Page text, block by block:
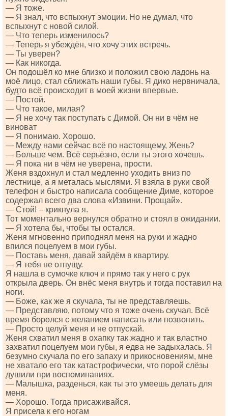
— Я тоже.
— Я знал, что вспыхнут эмоции. Но не думал, что
вспыхнут с новой силой.
— Что теперь изменилось?
— Теперь я убеждён, что хочу этих встречь.
— Ты уверен?
— Как никогда.
Он подошёл ко мне близко и положил свою ладонь на
моё лицо, стал сближать наши губы. Я дико нервничала,
будто всё происходит в моей жизни впервые.
— Постой.
— Что такое, милая?
— Я не хочу так поступать с Димой. Он ни в чём не
виноват
— Я понимаю. Хорошо.
— Между нами сейчас всё по настоящему, Жень?
— Больше чем. Всё серьёзно, если ты этого хочешь.
— Я пока ни в чём не уверена, прости.
Женя вздохнул и стал медленно уходить вниз по
лестнице, а я металась мыслями. Я взяла в руки свой
телефон и быстро написала сообщение Диме, которое
содержал всего два слова «Извини. Прощай».
— Стой! – крикнула я.
Тот моментально вернулся обратно и стоял в ожидании.
— Я хотела бы, чтобы ты остался.
Женя мгновенно приподнял меня на руки и жадно
впился поцелуем в мои губы.
— Поставь меня, давай зайдём в квартиру.
— Я тебя не отпущу.
Я нашла в сумочке ключ и прямо так у него с рук
открыла дверь. Он внёс меня внутрь и тогда поставил на
ноги.
— Боже, как же я скучала, ты не представляешь.
— Представляю, потому что я тоже очень скучал. Всё
время боролся с желанием написать или позвонить.
— Просто целуй меня и не отпускай.
Женя схватил меня в охапку так жадно и так властно
захватил поцелуем мои губы, я едва не задыхалась. Я
безумно скучала по его запаху и прикосновениям, мне
не хватало его так катастрофически, что порой слёзы
душили при воспоминаниях.
— Малышка, разденься, как ты это умеешь делать для
меня.
— Хорошо. Тогда присаживайся.
Я присела к его ногам